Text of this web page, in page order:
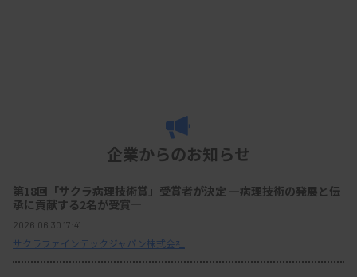
企業からのお知らせ
第18回「サクラ病理技術賞」受賞者が決定 ―病理技術の発展と伝
承に貢献する2名が受賞―
2026.06.30 17:41
サクラファインテックジャパン株式会社